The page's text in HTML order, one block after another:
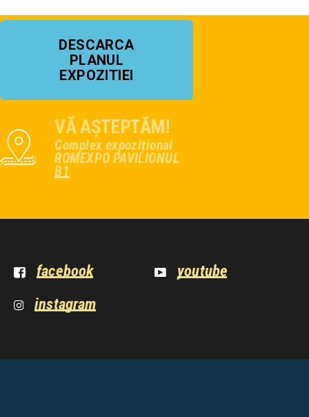
DESCARCA
PLANUL
EXPOZITIEI
VĂ AȘTEPTĂM!
Complex expozițional
ROMEXPO PAVILIONUL
B1
facebook
youtube
instagram